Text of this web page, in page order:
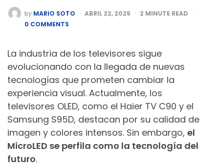
POSTED
BY
by MARIO SOTO ABRIL 22, 2025 2 MINUTE READ
0 COMMENTS
La industria de los televisores sigue
evolucionando con la llegada de nuevas
tecnologías que prometen cambiar la
experiencia visual. Actualmente, los
televisores OLED, como el Haier TV C90 y el
Samsung S95D, destacan por su calidad de
imagen y colores intensos. Sin embargo, el
MicroLED se perfila como la tecnología del
futuro.